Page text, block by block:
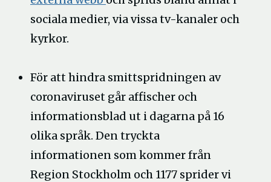
sociala medier, via vissa tv-kanaler och
kyrkor.
För att hindra smittspridningen av
coronaviruset går affischer och
informationsblad ut i dagarna på 16
olika språk. Den tryckta
informationen som kommer från
Region Stockholm och 1177 sprider vi